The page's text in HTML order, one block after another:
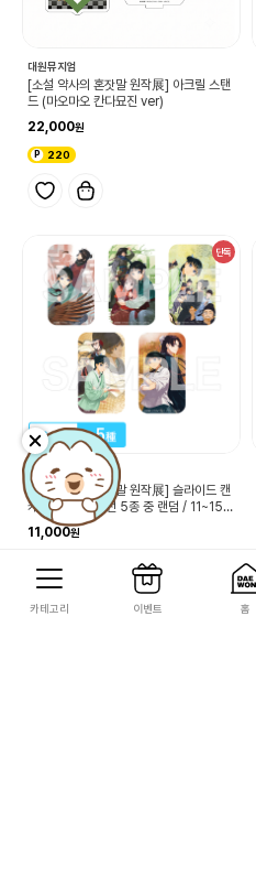
대원뮤지엄
[소설 약사의 혼잣말 원작展] 아크릴 스탠
드 (마오마오 칸다묘진 ver)
22,000
220
단독
대원뮤지엄
[소설 약사의 혼잣말 원작展] 슬라이드 캔
케이스 <C> ※ 전 5종 중 랜덤 / 11~15권
표지 일러스트 사용
11,000
카테고리 이벤트 홈